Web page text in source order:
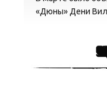
«Дюны» Дени